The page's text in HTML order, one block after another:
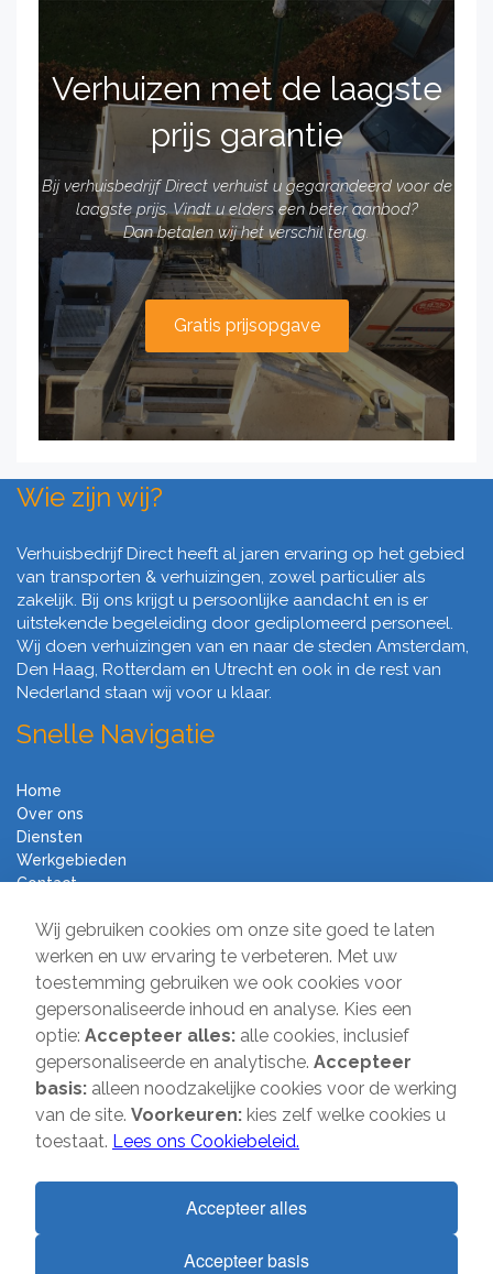
Wij gebruiken cookies om onze site goed te laten
werken en uw ervaring te verbeteren. Met uw
toestemming gebruiken we ook cookies voor
gepersonaliseerde inhoud en analyse. Kies een
optie: Accepteer alles: alle cookies, inclusief
gepersonaliseerde en analytische. Accepteer
basis: alleen noodzakelijke cookies voor de werking
van de site. Voorkeuren: kies zelf welke cookies u
toestaat. Lees ons Cookiebeleid.
Accepteer alles
Accepteer basis
Verhuizen met de laagste
prijs garantie
Bij verhuisbedrijf Direct verhuist u gegarandeerd voor de
laagste prijs. Vindt u elders een beter aanbod?
Dan betalen wij het verschil terug.
Gratis prijsopgave
Wie zijn wij?
Verhuisbedrijf Direct heeft al jaren ervaring op het gebied
van transporten & verhuizingen, zowel particulier als
zakelijk. Bij ons krijgt u persoonlijke aandacht en is er
uitstekende begeleiding door gediplomeerd personeel.
Wij doen verhuizingen van en naar de steden Amsterdam,
Den Haag, Rotterdam en Utrecht en ook in de rest van
Nederland staan wij voor u klaar.
Snelle Navigatie
Home
Over ons
Diensten
Werkgebieden
Contact
Verhuisbedrijf Direct
Sir Winston Churchilllaan 231
2282 JR Rijswijk
085-2013 070
info@verhuisbedrijfdirect.nl
Copyright © 2026 | Verhuisbedrijf Direct | Alle rechten voorbehouden.